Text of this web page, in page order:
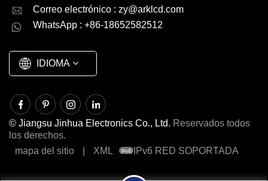
Correo electrónico : zy@arklcd.com
WhatsApp : +86-18652582512
IDIOMA
русский español
العربية
© Jiangsu Jinhua Electronics Co., Ltd. Reservados todos
los derechos.
mapa del sitio
XML IPv6 RED SOPORTADA